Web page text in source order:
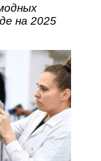
на 2025